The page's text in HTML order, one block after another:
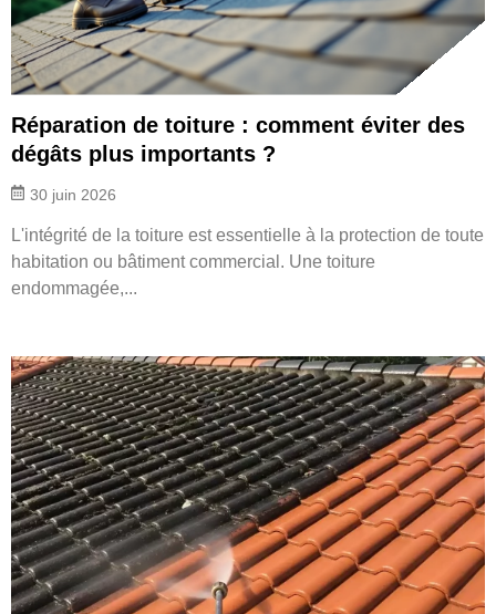
Réparation de toiture : comment éviter des
dégâts plus importants ?
30 juin 2026
L'intégrité de la toiture est essentielle à la protection de toute
habitation ou bâtiment commercial. Une toiture
endommagée,...